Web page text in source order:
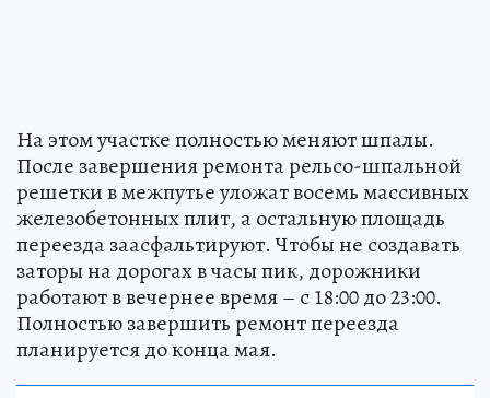
На этом участке полностью меняют шпалы.
После завершения ремонта рельсо-шпальной
решетки в межпутье уложат восемь массивных
железобетонных плит, а остальную площадь
переезда заасфальтируют. Чтобы не создавать
заторы на дорогах в часы пик, дорожники
работают в вечернее время – с 18:00 до 23:00.
Полностью завершить ремонт переезда
планируется до конца мая.